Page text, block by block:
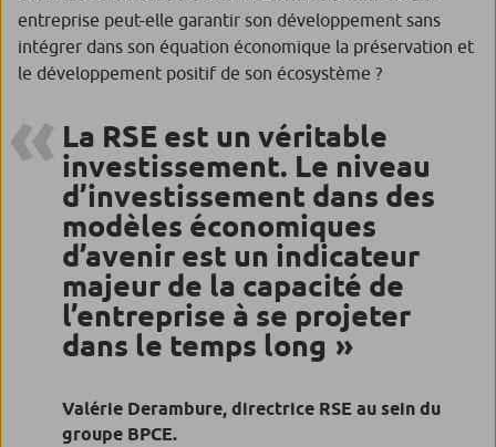
entreprise peut-elle garantir son développement sans
intégrer dans son équation économique la préservation et
le développement positif de son écosystème ?
La RSE est un véritable
investissement. Le niveau
d’investissement dans des
modèles économiques
d’avenir est un indicateur
majeur de la capacité de
l’entreprise à se projeter
dans le temps long
Valérie Derambure, directrice RSE au sein du
groupe BPCE.